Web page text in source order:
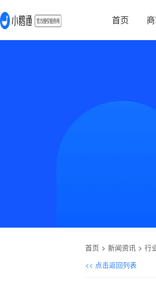
首页
首页 新闻资讯
行
<< 点击返回列表